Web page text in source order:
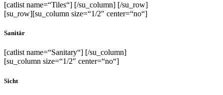
[catlist name=“Tiles“] [/su_column] [/su_row]
[su_row][su_column size=“1/2″ center=“no“]
Sanitär
[catlist name=“Sanitary“] [/su_column]
[su_column size=“1/2″ center=“no“]
Sicht